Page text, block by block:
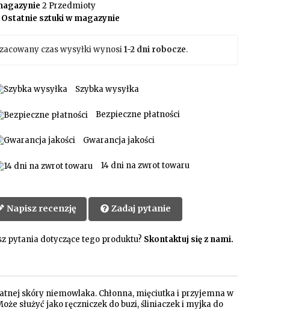
2 Przedmioty
Ostatnie sztuki w magazynie
czas wysyłki wynosi1-2 dni robocze.
Szybka wysyłka
Bezpieczne płatności
Gwarancja jakości
14 dni na zwrot towaru
Napisz recenzję Zadaj pytanie
pytania dotyczące tego produktu? Skontaktuj się z nami.
skóry niemowlaka. Chłonna, mięciutka i przyjemna w
służyć jako ręczniczek do buzi, śliniaczek i myjka do